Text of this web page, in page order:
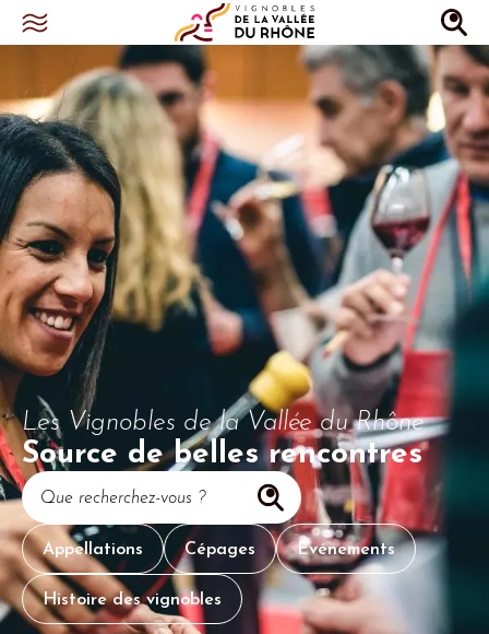
Les Vignobles de la Vallée du Rhône
Source de belles rencontres
Que recherchez-vous ?
Appellations Cépages Événements
Histoire des vignobles